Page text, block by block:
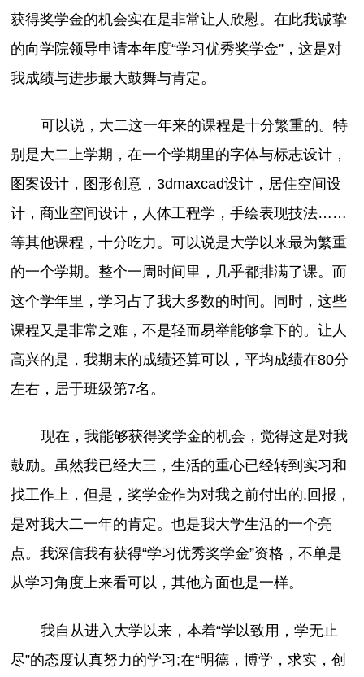
获得奖学金的机会实在是非常让人欣慰。在此我诚挚
的向学院领导申请本年度“学习优秀奖学金”，这是对
我成绩与进步最大鼓舞与肯定。
可以说，大二这一年来的课程是十分繁重的。特
别是大二上学期，在一个学期里的字体与标志设计，
图案设计，图形创意，3dmaxcad设计，居住空间设
计，商业空间设计，人体工程学，手绘表现技法……
等其他课程，十分吃力。可以说是大学以来最为繁重
的一个学期。整个一周时间里，几乎都排满了课。而
这个学年里，学习占了我大多数的时间。同时，这些
课程又是非常之难，不是轻而易举能够拿下的。让人
高兴的是，我期末的成绩还算可以，平均成绩在80分
左右，居于班级第7名。
现在，我能够获得奖学金的机会，觉得这是对我
鼓励。虽然我已经大三，生活的重心已经转到实习和
找工作上，但是，奖学金作为对我之前付出的.回报，
是对我大二一年的肯定。也是我大学生活的一个亮
点。我深信我有获得“学习优秀奖学金”资格，不单是
从学习角度上来看可以，其他方面也是一样。
我自从进入大学以来，本着“学以致用，学无止
尽”的态度认真努力的学习;在“明德，博学，求实，创